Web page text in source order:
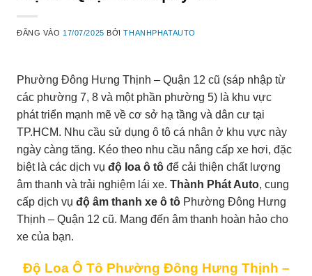
ĐĂNG VÀO 17/07/2025 BỞITHANHPHATAUTO
Phường Đông Hưng Thịnh – Quận 12 cũ (sáp nhập từ
các phường 7, 8 và một phần phường 5) là khu vực
phát triển mạnh mẽ về cơ sở hạ tầng và dân cư tại
TP.HCM. Nhu cầu sử dụng ô tô cá nhân ở khu vực này
ngày càng tăng. Kéo theo nhu cầu nâng cấp xe hơi, đặc
biệt là các dịch vụ độ loa ô tô để cải thiện chất lượng
âm thanh và trải nghiệm lái xe. Thành Phát Auto, cung
cấp dịch vụ độ âm thanh xe ô tô Phường Đông Hưng
Thịnh – Quận 12 cũ. Mang đến âm thanh hoàn hảo cho
xe của bạn.
Độ Loa Ô Tô Phường Đông Hưng Thịnh –